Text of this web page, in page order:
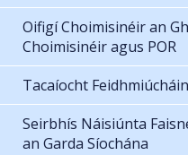
Oifigí Choimisinéir an
Choimisinéir agus POR
Tacaíocht
Seirbhís Náisiúnta
an Garda Síochána